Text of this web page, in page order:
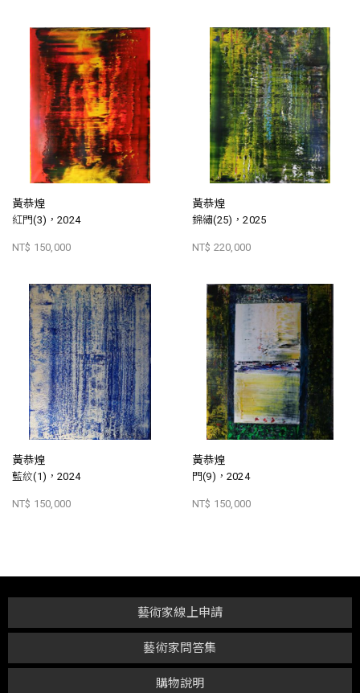
黃恭煌
紅門(3)，2024
NT$ 150,000
黃恭煌
錦繡(25)，2025
NT$ 220,000
黃恭煌
藍紋(1)，2024
NT$ 150,000
黃恭煌
門(9)，2024
NT$ 150,000
購物說明
藝術家問答集
藝術家線上申請